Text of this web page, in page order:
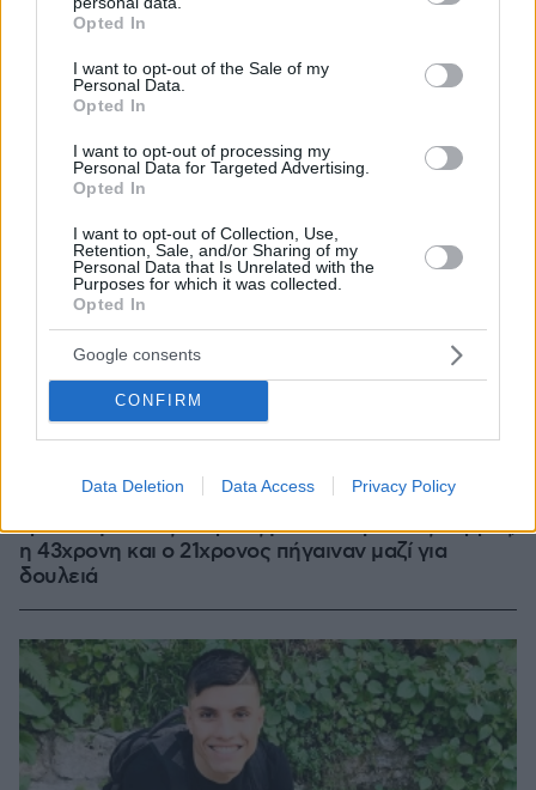
grant or deny consent to Google and its third-party tags to
use your data for below specified purposes in below Google
consent section.
Opted In
I want to opt-out of the Sale of my
Personal Data.
Opted In
I want to opt-out of processing my
Personal Data for Targeted Advertising.
Opted In
I want to opt-out of Collection, Use,
Retention, Sale, and/or Sharing of my
Personal Data that Is Unrelated with the
Purposes for which it was collected.
Opted In
Google consents
CONFIRM
Data Deletion Data Access Privacy Policy
Ο οδηγός του φορτηγού περιγράφει πώς έγινε το
τροχαίο με τους νεκρούς μάνα και γιο στις Σέρρες,
η 43χρονη και ο 21χρονος πήγαιναν μαζί για
δουλειά